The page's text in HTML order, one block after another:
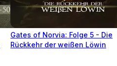
Gates of Norvia: Folge 5 - Die
Rückkehr der weißen Löwin